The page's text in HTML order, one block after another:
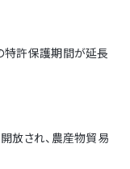
特許保護期間が延長
放され、農産物貿易